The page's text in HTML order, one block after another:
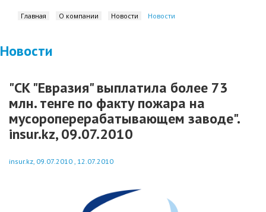
Главная О компании Новости Новости
Новости
"СК "Евразия" выплатила более 73
млн. тенге по факту пожара на
мусороперерабатывающем заводе".
insur.kz, 09.07.2010
insur.kz, 09.07.2010 , 12.07.2010